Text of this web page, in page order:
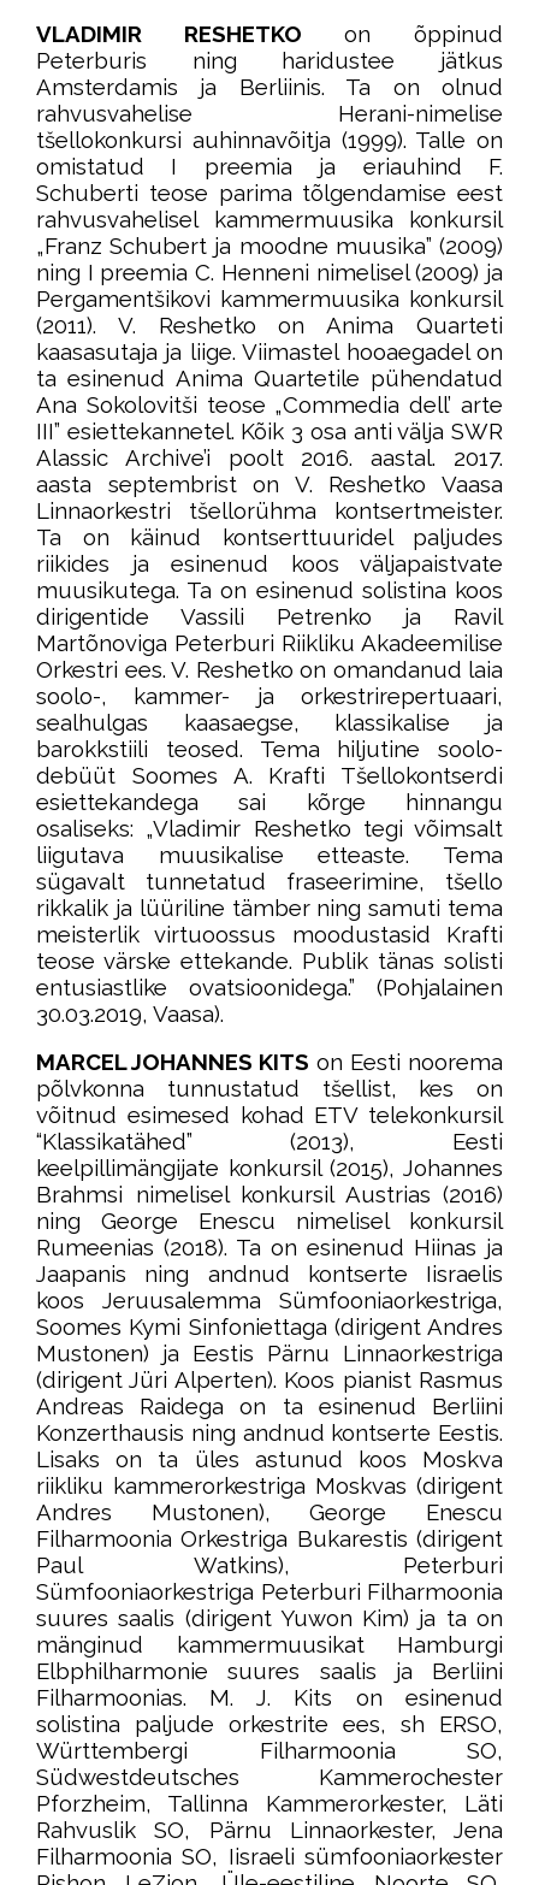
VLADIMIR RESHETKO on õppinud
Peterburis ning haridustee jätkus
Amsterdamis ja Berliinis. Ta on olnud
rahvusvahelise Herani-nimelise
tšellokonkursi auhinnavõitja (1999). Talle on
omistatud I preemia ja eriauhind F.
Schuberti teose parima tõlgendamise eest
rahvusvahelisel kammermuusika konkursil
„Franz Schubert ja moodne muusika” (2009)
ning I preemia C. Henneni nimelisel (2009) ja
Pergamentšikovi kammermuusika konkursil
(2011). V. Reshetko on Anima Quarteti
kaasasutaja ja liige. Viimastel hooaegadel on
ta esinenud Anima Quartetile pühendatud
Ana Sokolovitši teose „Commedia dell’ arte
III” esiettekannetel. Kõik 3 osa anti välja SWR
Alassic Archive’i poolt 2016. aastal. 2017.
aasta septembrist on V. Reshetko Vaasa
Linnaorkestri tšellorühma kontsertmeister.
Ta on käinud kontserttuuridel paljudes
riikides ja esinenud koos väljapaistvate
muusikutega. Ta on esinenud solistina koos
dirigentide Vassili Petrenko ja Ravil
Martõnoviga Peterburi Riikliku Akadeemilise
Orkestri ees. V. Reshetko on omandanud laia
soolo-, kammer- ja orkestrirepertuaari,
sealhulgas kaasaegse, klassikalise ja
barokkstiili teosed. Tema hiljutine soolo-
debüüt Soomes A. Krafti Tšellokontserdi
esiettekandega sai kõrge hinnangu
osaliseks: „Vladimir Reshetko tegi võimsalt
liigutava muusikalise etteaste. Tema
sügavalt tunnetatud fraseerimine, tšello
rikkalik ja lüüriline tämber ning samuti tema
meisterlik virtuoossus moodustasid Krafti
teose värske ettekande. Publik tänas solisti
entusiastlike ovatsioonidega.” (Pohjalainen
30.03.2019, Vaasa).
MARCEL JOHANNES KITS on Eesti noorema
põlvkonna tunnustatud tšellist, kes on
võitnud esimesed kohad ETV telekonkursil
“Klassikatähed” (2013), Eesti
keelpillimängijate konkursil (2015), Johannes
Brahmsi nimelisel konkursil Austrias (2016)
ning George Enescu nimelisel konkursil
Rumeenias (2018). Ta on esinenud Hiinas ja
Jaapanis ning andnud kontserte Iisraelis
koos Jeruusalemma Sümfooniaorkestriga,
Soomes Kymi Sinfoniettaga (dirigent Andres
Mustonen) ja Eestis Pärnu Linnaorkestriga
(dirigent Jüri Alperten). Koos pianist Rasmus
Andreas Raidega on ta esinenud Berliini
Konzerthausis ning andnud kontserte Eestis.
Lisaks on ta üles astunud koos Moskva
riikliku kammerorkestriga Moskvas (dirigent
Andres Mustonen), George Enescu
Filharmoonia Orkestriga Bukarestis (dirigent
Paul Watkins), Peterburi
Sümfooniaorkestriga Peterburi Filharmoonia
suures saalis (dirigent Yuwon Kim) ja ta on
mänginud kammermuusikat Hamburgi
Elbphilharmonie suures saalis ja Berliini
Filharmoonias. M. J. Kits on esinenud
solistina paljude orkestrite ees, sh ERSO,
Württembergi Filharmoonia SO,
Südwestdeutsches Kammerochester
Pforzheim, Tallinna Kammerorkester, Läti
Rahvuslik SO, Pärnu Linnaorkester, Jena
Filharmoonia SO, Iisraeli sümfooniaorkester